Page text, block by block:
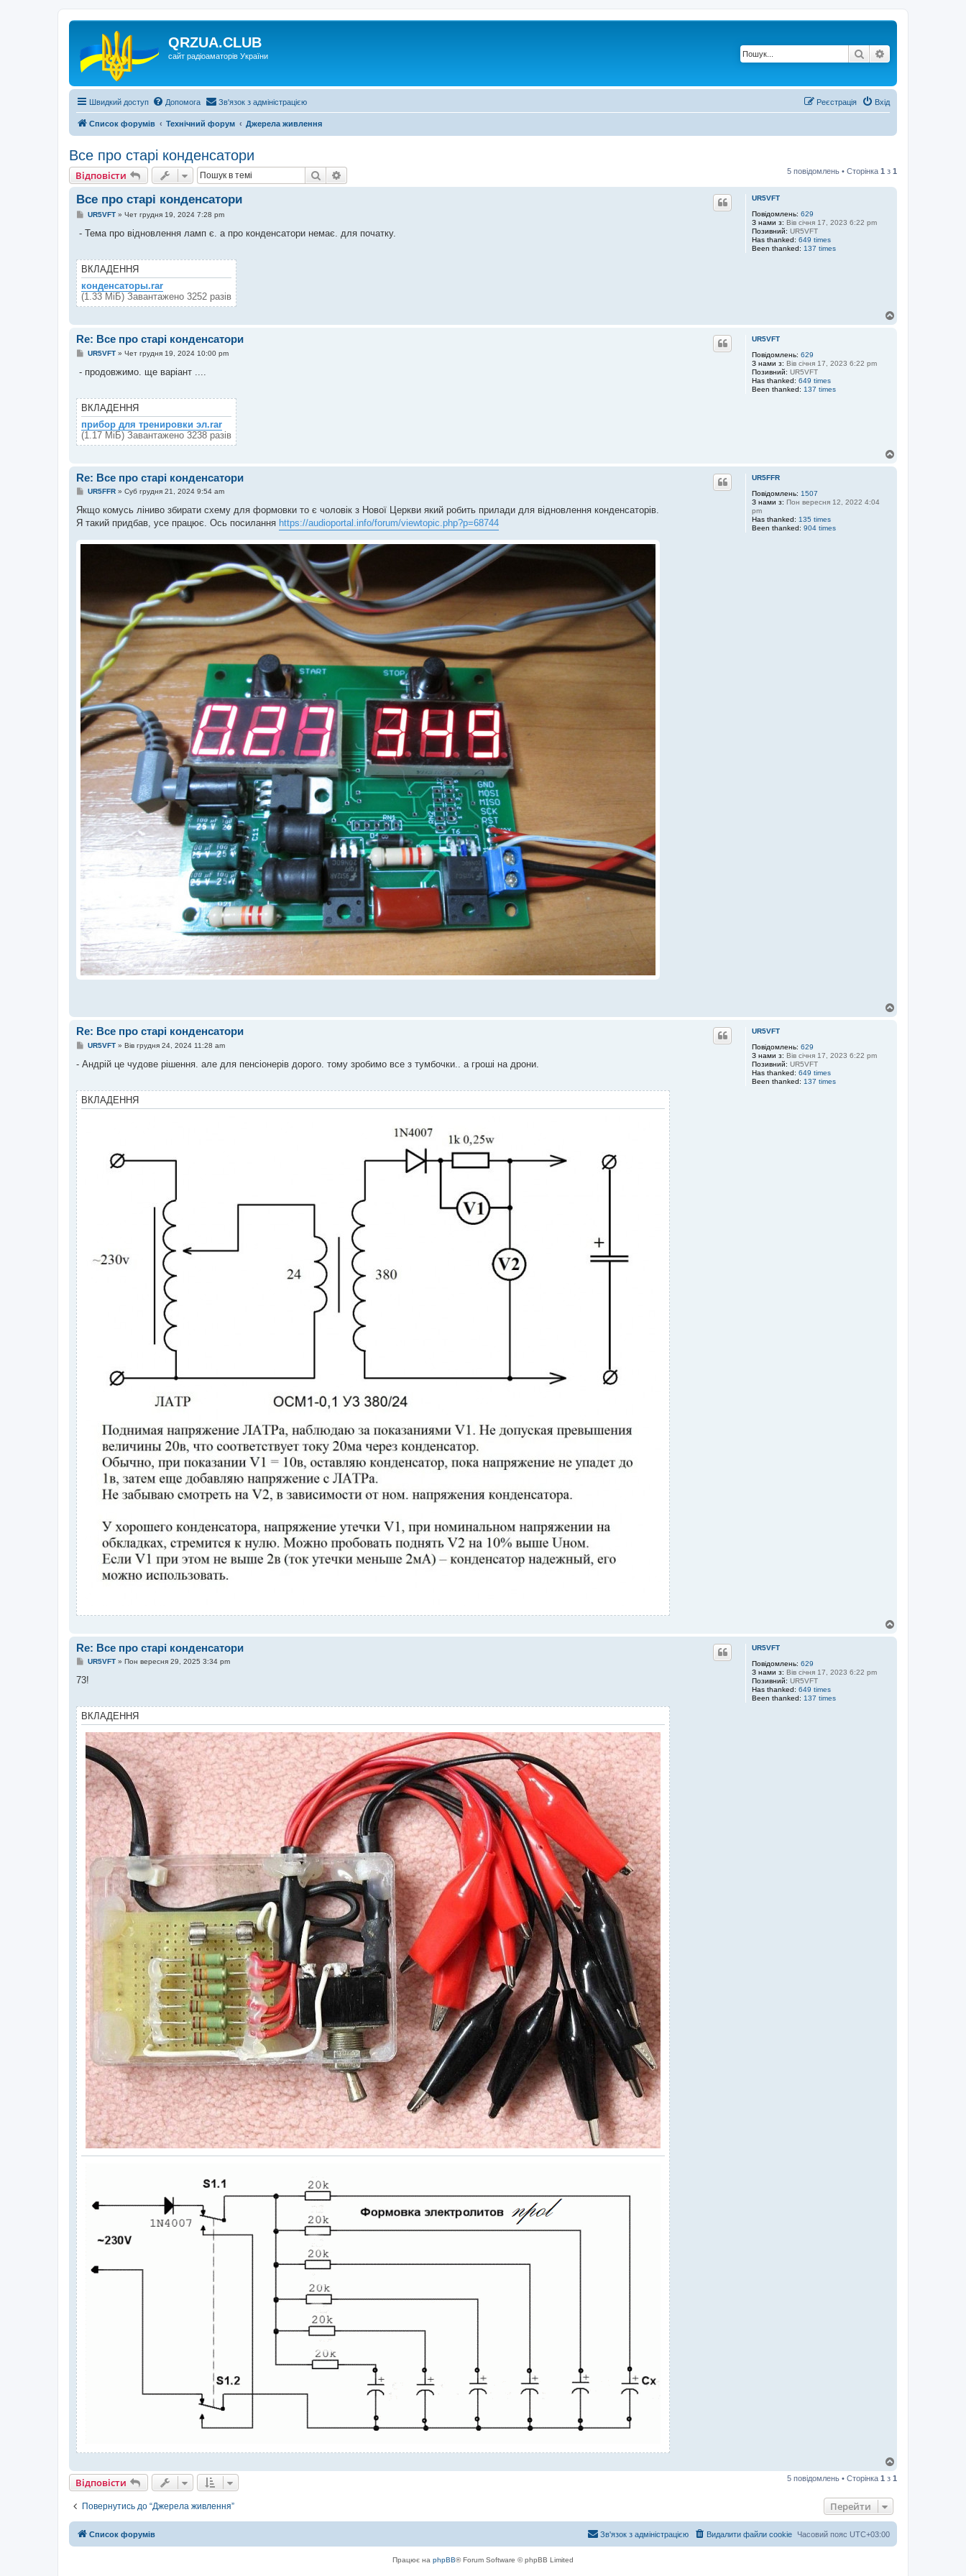
QRZUA.CLUB
сайт радіоаматорів України Пошук
Швидкий доступ Допомога Зв'язок з адміністрацією Вхід
Реєстрація
Список форумів Технічний форум Джерела живлення
Все про старі конденсатори
Відповісти Пошук 5 повідомлень • Сторінка 1 з 1
UR5VFT
Повідомлень: 629
З нами з: Вів січня 17, 2023 6:22 pm
Позивний: UR5VFT
Has thanked: 649 times
Been thanked: 137 times
Все про старі конденсатори
П
в
м
л
е
н
н
я
UR5VFT» Чет грудня 19, 2024 7:28 pm
- Тема про відновлення ламп є. а про конденсатори немає. для початку.
ВКЛАДЕННЯ
конденсаторы.rar
(1.33 МіБ) Завантажено 3252 разів
UR5VFT
Повідомлень: 629
З нами з: Вів січня 17, 2023 6:22 pm
Позивний: UR5VFT
Has thanked: 649 times
Been thanked: 137 times
Re: Все про старі конденсатори
П
в
м
л
е
н
н
я
UR5VFT» Чет грудня 19, 2024 10:00 pm
- продовжимо. ще варіант ....
ВКЛАДЕННЯ
прибор для тренировки эл.rar
(1.17 МіБ) Завантажено 3238 разів
UR5FFR
Повідомлень: 1507
З нами з: Пон вересня 12, 2022 4:04
pm
Has thanked: 135 times
Been thanked: 904 times
Re: Все про старі конденсатори
П
в
д
м
UR5FFR» Суб грудня 21, 2024 9:54 am
Якщо комусь ліниво збирати схему для формовки то є чоловік з Нової Церкви який робить прилади для відновлення конденсаторів.
Я такий придбав, усе працює. Ось посилання https://audioportal.info/forum/viewtopic.php?p=68744
UR5VFT
Повідомлень: 629
З нами з: Вів січня 17, 2023 6:22 pm
Позивний: UR5VFT
Has thanked: 649 times
Been thanked: 137 times
Re: Все про старі конденсатори
П
в
м
л
UR5VFT» Вів грудня 24, 2024 11:28 am
- Андрій це чудове рішення. але для пенсіонерів дорого. тому зробимо все з тумбочки.. а гроші на дрони.
ВКЛАДЕННЯ
UR5VFT
Повідомлень: 629
З нами з: Вів січня 17, 2023 6:22 pm
Позивний: UR5VFT
Has thanked: 649 times
Been thanked: 137 times
Re: Все про старі конденсатори
П
в
м
л
н
н
я
UR5VFT» Пон вересня 29, 2025 3:34 pm
73!
ВКЛАДЕННЯ
г
Відповісти 5 повідомлень • Сторінка 1 з 1
Повернутись до “Джерела живлення” Перейти
Список форумів Часовий пояс UTC+03:00
Видалити файли cookie
Зв'язок з адміністрацією
Працює на phpBB® Forum Software © phpBB Limited